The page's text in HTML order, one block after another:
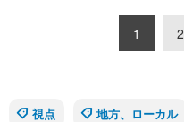
1 2
視点
地方、ローカル